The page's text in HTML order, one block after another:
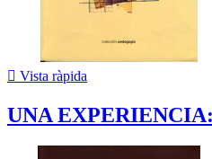
 Vista ràpida
UNA